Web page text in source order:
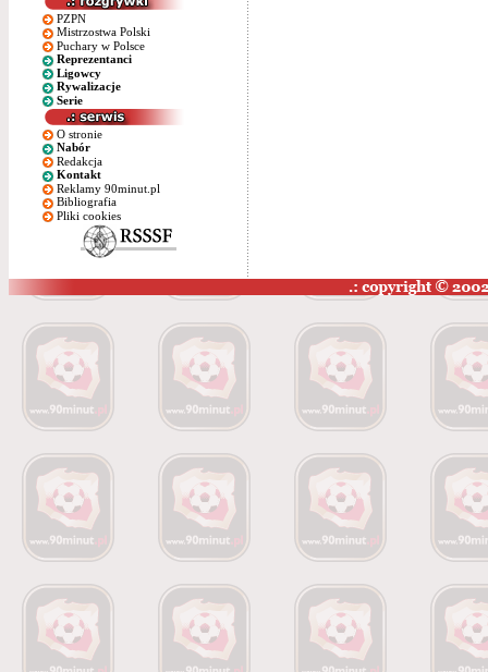
PZPN
Mistrzostwa Polski
Puchary w Polsce
Reprezentanci
Ligowcy
Rywalizacje
Serie
O stronie
Nabór
Redakcja
Kontakt
Reklamy 90minut.pl
Bibliografia
Pliki cookies